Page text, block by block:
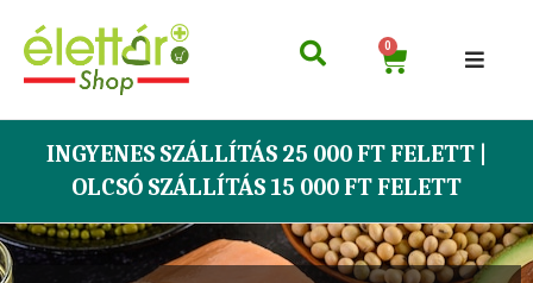
0
INGYENES SZÁLLÍTÁS 25 000 FT FELETT |
OLCSÓ SZÁLLÍTÁS 15 000 FT FELETT